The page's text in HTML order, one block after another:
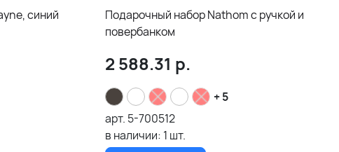
синий
Подарочный набор Nathom с ручкой и
повербанком
2 588.31 р.
+ 5
арт. 5-700512
в наличии: 1 шт.